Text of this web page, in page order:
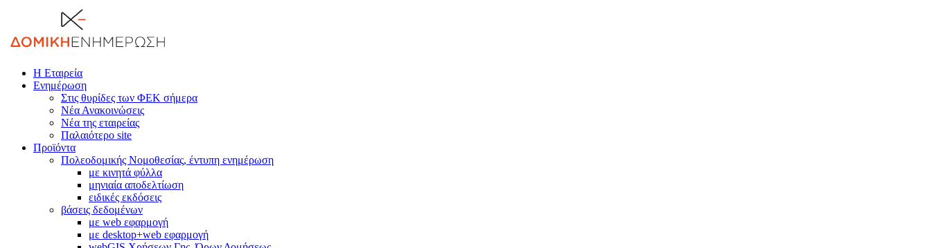
Η Εταιρεία
Ενημέρωση
Στις θυρίδες των ΦΕΚ σήμερα
Νέα Ανακοινώσεις
Νέα της εταιρείας
Παλαιότερο site
Προϊόντα
Πολεοδομικής Νομοθεσίας, έντυπη ενημέρωση
με κινητά φύλλα
μηνιαία αποδελτίωση
ειδικές εκδόσεις
βάσεις δεδομένων
με web εφαρμογή
με desktop+web εφαρμογή